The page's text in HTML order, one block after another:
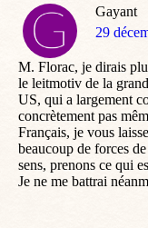
Gayant
dit
29
M. Florac, je dirais
le leitmotiv de la
US, qui a largement
concrètement pas
Français, je vous
beaucoup de forces
sens, prenons ce qui
Je ne me battrai